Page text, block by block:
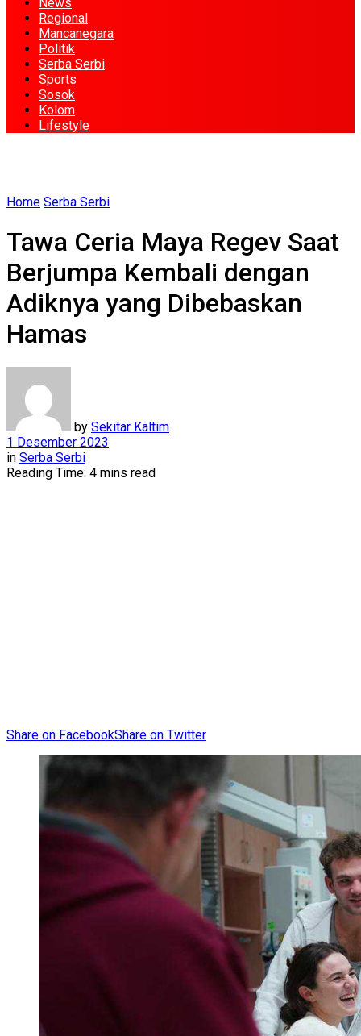
Regional
Mancanegara
Politik
Serba Serbi
Sports
Sosok
Kolom
Lifestyle
Home Serba Serbi
Tawa Ceria Maya Regev Saat
Berjumpa Kembali dengan
Adiknya yang Dibebaskan
Hamas
by Sekitar Kaltim
1 Desember 2023
in Serba Serbi
Reading Time: 4 mins read
Share on FacebookShare on Twitter